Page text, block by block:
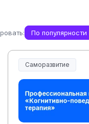
По популярности
Саморазвитие